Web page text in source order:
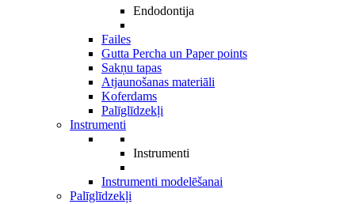
Endodontija
Failes
Gutta Percha un Paper points
Sakņu tapas
Atjaunošanas materiāli
Koferdams
Palīglīdzekļi
Instrumenti
Instrumenti
Instrumenti modelēšanai
Palīglīdzekļi